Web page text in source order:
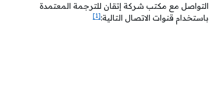
التواصل مع مكتب شركة إتقان للترجمة المعتمدة
باستخدام قنوات الاتصال التالية:[1]